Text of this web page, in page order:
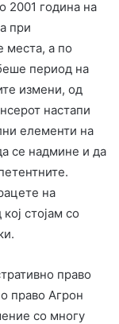
2001 година на
при
места, а по
период на
измени, од
настапи
елементи на
се надмине и да
на
стојам со
право
право Агрон
со многу